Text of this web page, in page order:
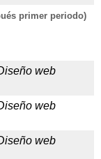
primer periodo)
web
web
web